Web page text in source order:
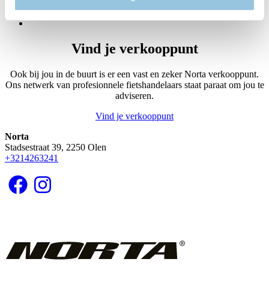
pagina
Page
4
Volgende
Vind je verkooppunt
Ook bij jou in de buurt is er een vast en zeker Norta verkooppunt.
Ons netwerk van profesionnele fietshandelaars staat paraat om jou te
adviseren.
Vind je verkooppunt
Norta
Stadsestraat 39, 2250 Olen
+3214263241